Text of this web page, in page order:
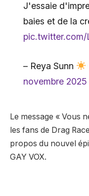
J'essaie
baies et de la
pic.twitter.com/
– Reya Sunn
novembre 2025
Le message « Vous
les fans de Drag
propos du nouvel
GAY VOX.